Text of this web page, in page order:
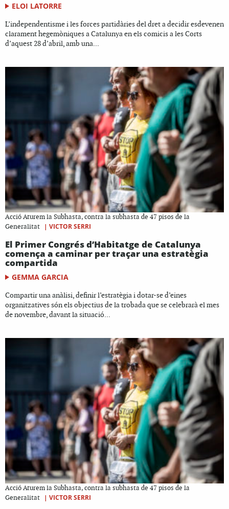
ELOI LATORRE
L’independentisme i les forces partidàries del dret a decidir esdevenen
clarament hegemòniques a Catalunya en els comicis a les Corts
d’aquest 28 d’abril, amb una...
Acció Aturem la Subhasta, contra la subhasta de 47 pisos de la
Generalitat
| VICTOR SERRI
El Primer Congrés d’Habitatge de Catalunya
comença a caminar per traçar una estratègia
compartida
GEMMA GARCIA
Compartir una anàlisi, definir l’estratègia i dotar-se d’eines
organitzatives són els objectius de la trobada que se celebrarà el mes
de novembre, davant la situació...
Acció Aturem la Subhasta, contra la subhasta de 47 pisos de la
Generalitat
| VICTOR SERRI